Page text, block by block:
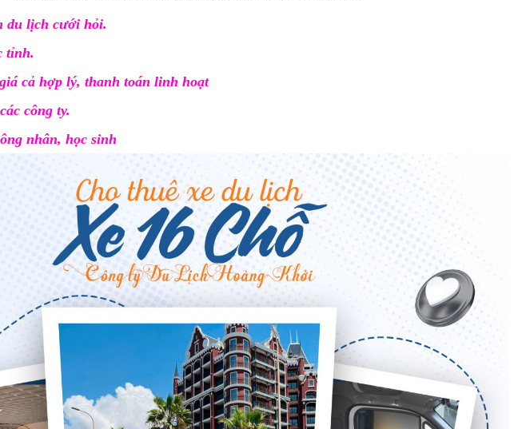
du lịch cưới hỏi.
tỉnh.
cả hợp lý, thanh toán linh hoạt
công ty.
nhân, học sinh